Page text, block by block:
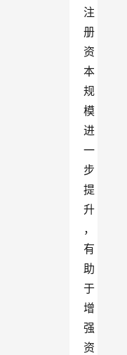
注
册
资
本
规
模
进
一
步
提
升
，
有
助
于
增
强
资